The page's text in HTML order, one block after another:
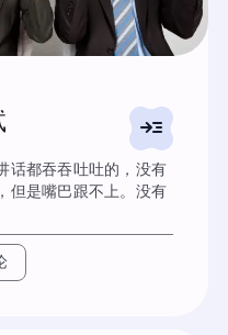
read_more
话都吞吞吐吐的，没有
但是嘴巴跟不上。没有